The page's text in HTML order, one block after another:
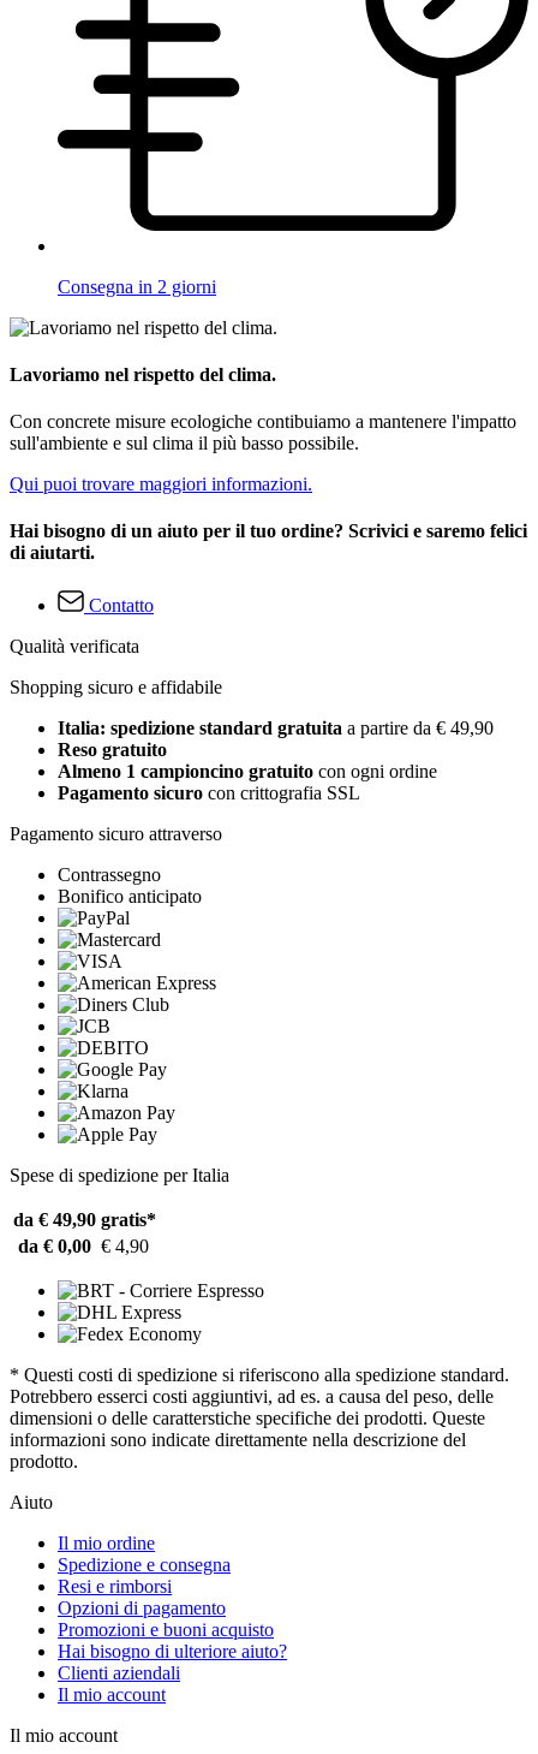
Consegna in 2 giorni
Lavoriamo nel rispetto del clima.
Con concrete misure ecologiche contibuiamo a mantenere l'impatto
sull'ambiente e sul clima il più basso possibile.
Qui puoi trovare maggiori informazioni.
Hai bisogno di un aiuto per il tuo ordine? Scrivici e saremo felici
di aiutarti.
Contatto
Qualità verificata
Shopping sicuro e affidabile
Italia: spedizione standard gratuita a partire da € 49,90
Reso gratuito
Almeno 1 campioncino gratuito con ogni ordine
Pagamento sicuro con crittografia SSL
Pagamento sicuro attraverso
Contrassegno
Bonifico anticipato
Spese di spedizione per Italia
da € 49,90 gratis*
da € 0,00 € 4,90
* Questi costi di spedizione si riferiscono alla spedizione standard.
Potrebbero esserci costi aggiuntivi, ad es. a causa del peso, delle
dimensioni o delle caratterstiche specifiche dei prodotti. Queste
informazioni sono indicate direttamente nella descrizione del
prodotto.
Aiuto
Il mio ordine
Spedizione e consegna
Resi e rimborsi
Opzioni di pagamento
Promozioni e buoni acquisto
Hai bisogno di ulteriore aiuto?
Clienti aziendali
Il mio account
Il mio account